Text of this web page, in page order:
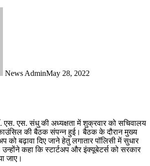
News AdminMay 28, 2022
एस. एस. संधु की अध्यक्षता में शुक्रवार को सचिवालय
काउंसिल की बैठक संपन्न हुई। बैठक के दौरान मुख्य
को बढ़ावा दिए जाने हेतु लगातार पॉलिसी में सुधार
कहा कि स्टार्टअप और इंक्यूबेटर्स को सरकार
जाए।